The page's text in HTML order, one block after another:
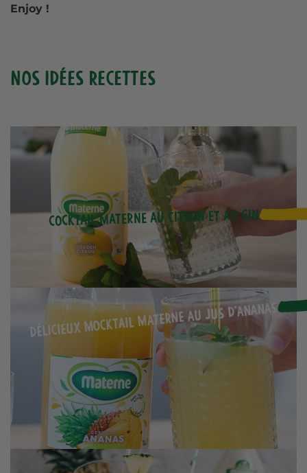
Enjoy !
Nos idées recettes
Cocktail Materne au citron et au gin
Délicieux mocktail Materne au jus d’ananas